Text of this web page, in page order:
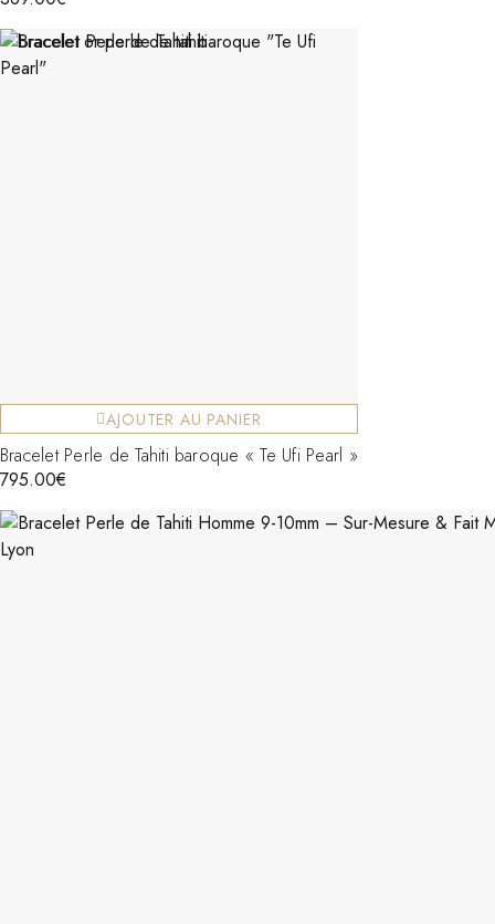
AJOUTER AU PANIER
Bracelet Perle de Tahiti baroque « Te Ufi Pearl »
795.00€